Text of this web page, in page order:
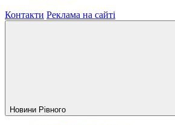
Контакти Реклама на сайті
Новини Рiвного